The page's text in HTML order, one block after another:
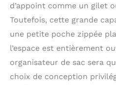
d’appoint comme un gilet
Toutefois, cette grande
une petite poche zippée
l’espace est entièrement
organisateur de sac sera
choix de conception